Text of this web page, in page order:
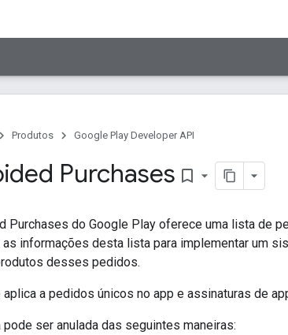
Produtos Google Play Developer API
Purchases bookmark_border
Purchases do Google Play oferece uma lista de
as informações desta lista para implementar um
desses pedidos.
a pedidos únicos no app e assinaturas de
pode ser anulada das seguintes maneiras: